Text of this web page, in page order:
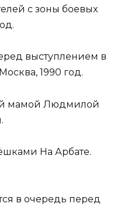
с зоны боевых
выступлением в
1990 год.
мамой Людмилой
На Арбате.
в очередь перед